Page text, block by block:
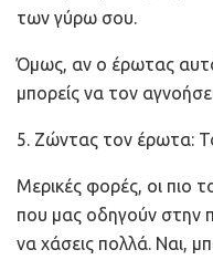
των γύρω σου.
Όμως, αν ο έρωτας
μπορείς να τον
5. Ζώντας τον έρωτα:
Μερικές φορές, οι πιο
που μας οδηγούν στην
να χάσεις πολλά. Ναι,